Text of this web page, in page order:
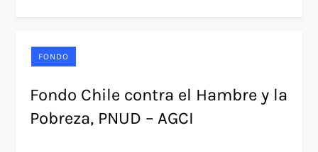
FONDO
Fondo Chile contra el Hambre y la
Pobreza, PNUD – AGCI